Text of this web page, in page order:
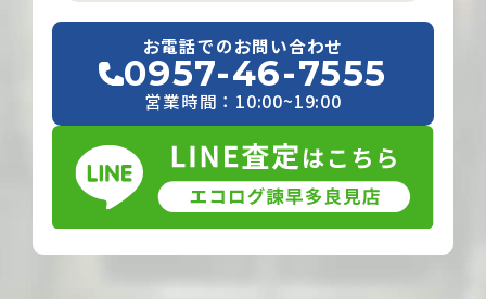
お電話でのお問い合わせ
0957-46-7555
営業時間：10:00~19:00